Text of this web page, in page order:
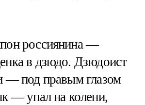
россиянина —
в дзюдо. Дзюдоист
— под правым глазом
— упал на колени,